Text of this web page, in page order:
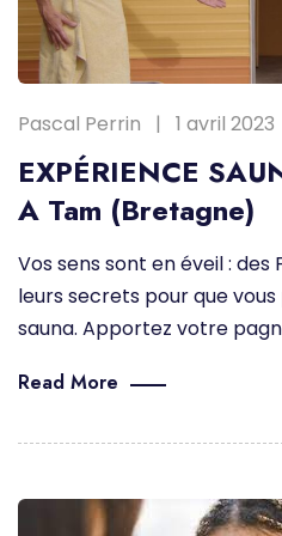
Pascal Perrin 1 avril 2023
EXPÉRIENCE
A Tam (Bretagne)
Vos sens sont en éveil :
leurs secrets pour que
sauna. Apportez votre
Read More